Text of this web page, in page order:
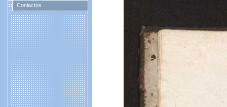
Contactos